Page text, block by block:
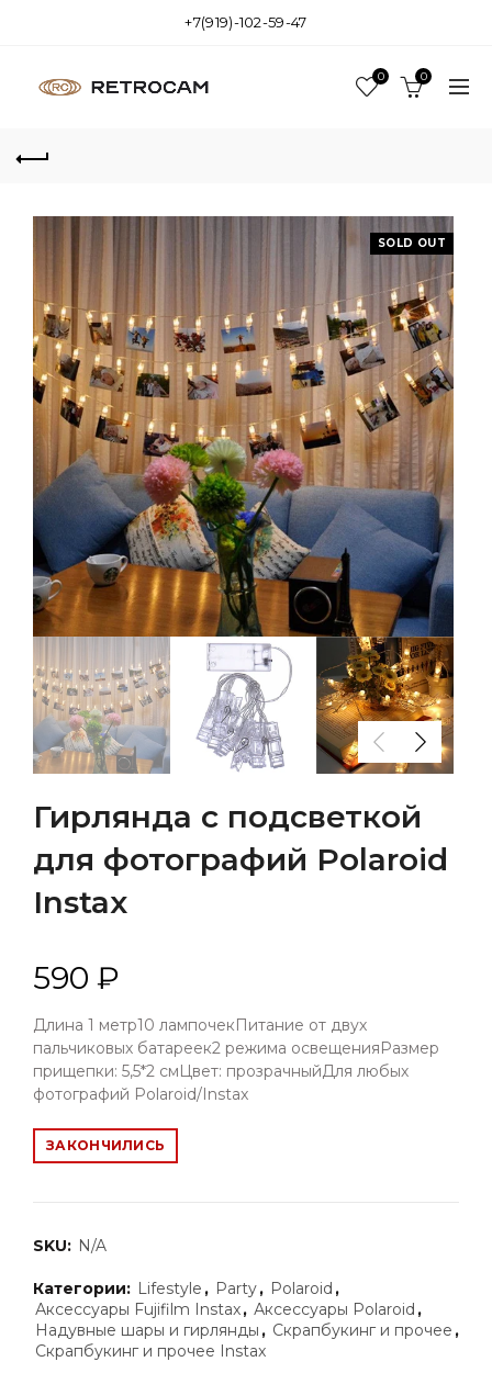
+7(919)-102-59-47
0 0
SOLD OUT
Гирлянда с подсветкой
для фотографий Polaroid
Instax
590 ₽
Длина 1 метр10 лампочекПитание от двух
пальчиковых батареек2 режима освещенияРазмер
прищепки: 5,5*2 смЦвет: прозрачныйДля любых
фотографий Polaroid/Instax
ЗАКОНЧИЛИСЬ
SKU: N/A
Категории: Lifestyle , Party, Polaroid ,
Аксессуары Fujifilm Instax, Аксессуары Polaroid ,
Надувные шары и гирлянды , Скрапбукинг и прочее ,
Скрапбукинг и прочее Instax